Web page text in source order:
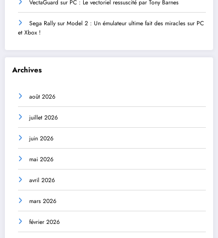
VectaGuard sur PC : Le vectoriel ressuscité par Tony Barnes
Sega Rally sur Model 2 : Un émulateur ultime fait des miracles sur PC
et Xbox !
Archives
août 2026
juillet 2026
juin 2026
mai 2026
avril 2026
mars 2026
février 2026